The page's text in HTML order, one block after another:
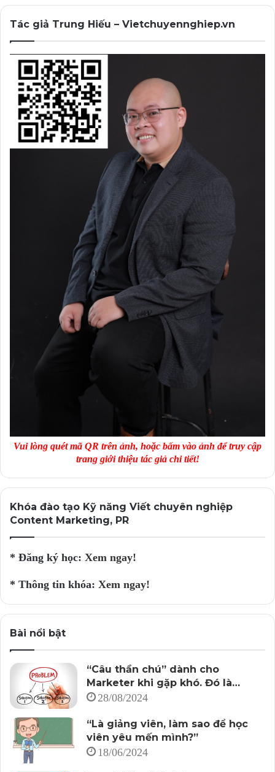
Nếu KHTN của bạn hướng tới việc đọc bài đăng blog,
thì bạn có lãng phí thời gian để làm một cái video
không?
Nếu họ muốn nội dung tư vấn dạng “Làm thế nào…”,
liệu họ có bỏ cả tiếng đồng hồ ra ngồi xem các nội dung
dạng Case Study để biết “tại sao” không? Chắc chắn
không!
Việc xác định nội dung hiệu quả nhất bắt đầu từ việc
lắng nghe và liệt kê chúng ra cho đối tượng KHTN của
bạn. Đương nhiên, việc xác định này đồng nghĩa với
thực tế là bạn phải chấp nhận thử nghiệm, cũng như
nhận thất bại, để rút ra xem loại nội dung nào là phù hợp
cho doanh nghiệp và chiến lược Content Marketing của
Đó có thể là:
– Bài đăng blog và bài đăng báo.
– Ebook và sách trắng.
– Bản tin qua email.
– Podcast (nội dung âm thanh số).
– Khóa đào tạo online và Thuyết trình trực tuyến.
>> Khóa đào tạo thực thi Content chuyên nghiệp, hiệu
quả <<
4. Chọn nơi đăng tải (phát hành/xuất bản)
Một trong những bước giúp hiểu đối tượng KHTN của
doanh nghiệp là tìm hiểu xem: Họ (KHTN) thường xem
nội dung trực tuyến ở đâu?
Có nhóm thì thích xem video trên YouTube, trong khi có
nhóm thì lại thích xem ảnh trên Instagram.
Tác giả Trung Hiếu – Vietchuyennghiep.vn
Vui lòng quét mã QR trên ảnh, hoặc bấm vào ảnh để truy cập
trang giới thiệu tác giả chi tiết!
Khóa đào tạo Kỹ năng Viết chuyên nghiệp
Content Marketing, PR
* Đăng ký học: Xem ngay!
* Thông tin khóa: Xem ngay!
Bài nổi bật
“Câu thần chú” dành cho
Marketer khi gặp khó. Đó là…
28/08/2024
“Là giảng viên, làm sao để học
viên yêu mến mình?”
18/06/2024